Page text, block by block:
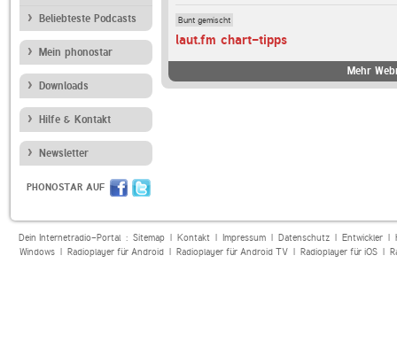
Beliebteste Podcasts
Mein phonostar
Downloads
Hilfe & Kontakt
Newsletter
PHONOSTAR AUF
Bunt gemischt
laut.fm chart-tipps
Mehr
Dein Internetradio-Portal : Sitemap| Kontakt| Impressum| Datenschutz| Entwickler|
Windows| Radioplayer für Android| Radioplayer für Android TV| Radioplayer für iOS|